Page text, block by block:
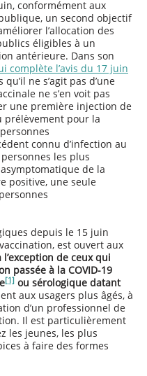
conformément aux
un second objectif
l’allocation des
éligibles à un
antérieure. Dans son
complète l’avis du 17 juin
ne s’agit pas d’une
ne s’en voit pas
une première injection de
prélèvement pour la
connu d’infection au
personnes les plus
de la
positive, une seule
depuis le 15 juin
est ouvert aux
l’exception de ceux qui
passée à la COVID-19
[1] ou sérologique datant
aux usagers plus âgés, à
d’un professionnel de
Il est particulièrement
les jeunes, les plus
à faire des formes